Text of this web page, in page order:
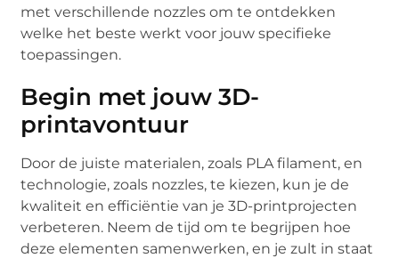
met verschillende nozzles om te ontdekken
welke het beste werkt voor jouw specifieke
toepassingen.
Begin met jouw 3D-
printavontuur
Door de juiste materialen, zoals PLA filament, en
technologie, zoals nozzles, te kiezen, kun je de
kwaliteit en efficiëntie van je 3D-printprojecten
verbeteren. Neem de tijd om te begrijpen hoe
deze elementen samenwerken, en je zult in staat